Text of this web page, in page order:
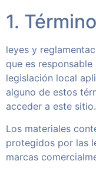
1.
leyes y
que es
legislación local
alguno de estos
acceder a este sitio.
Los materiales
protegidos por las
marcas